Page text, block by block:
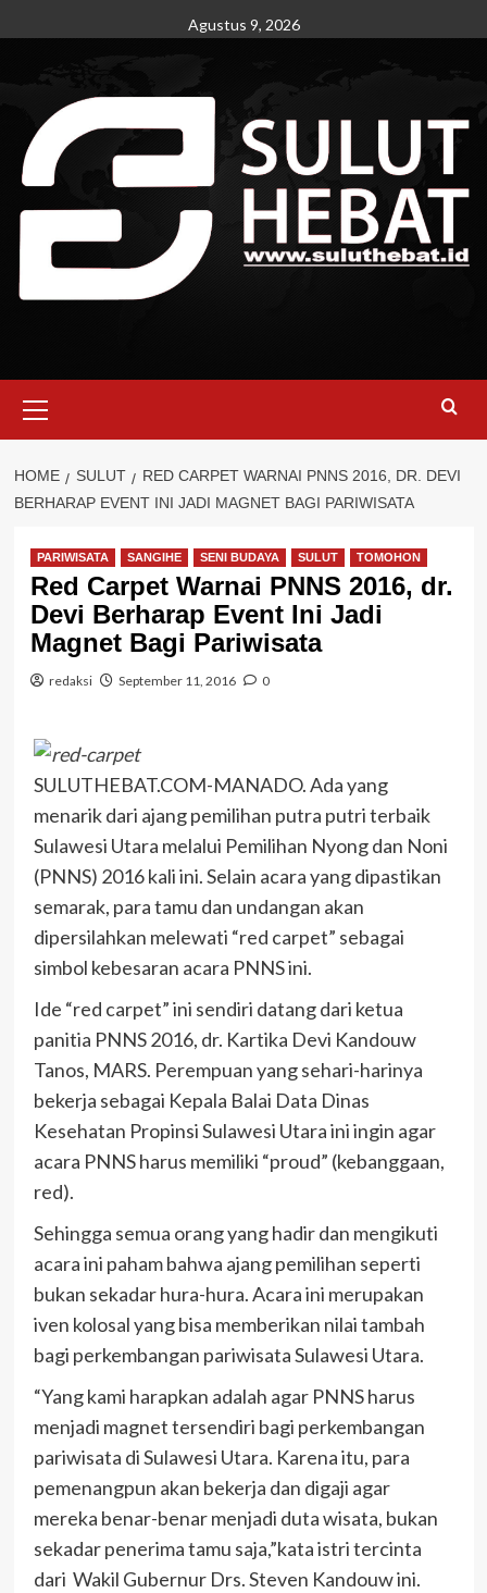
to
Agustus 9, 2026
Menu
HOME SULUT
RED CARPET WARNAI PNNS 2016, DR. DEVI
BERHARAP EVENT INI JADI MAGNET BAGI PARIWISATA
PARIWISATA SANGIHE SENI BUDAYA SULUT TOMOHON
Red Carpet Warnai PNNS 2016, dr.
Devi Berharap Event Ini Jadi
Magnet Bagi Pariwisata
redaksi September 11, 2016 0
SULUTHEBAT.COM-MANADO. Ada yang
menarik dari ajang pemilihan putra putri terbaik
Sulawesi Utara melalui Pemilihan Nyong dan Noni
(PNNS) 2016 kali ini. Selain acara yang dipastikan
semarak, para tamu dan undangan akan
dipersilahkan melewati “red carpet” sebagai
simbol kebesaran acara PNNS ini.
Ide “red carpet” ini sendiri datang dari ketua
panitia PNNS 2016, dr. Kartika Devi Kandouw
Tanos, MARS. Perempuan yang sehari-harinya
bekerja sebagai Kepala Balai Data Dinas
Kesehatan Propinsi Sulawesi Utara ini ingin agar
acara PNNS harus memiliki “proud” (kebanggaan,
red).
Sehingga semua orang yang hadir dan mengikuti
acara ini paham bahwa ajang pemilihan seperti
bukan sekadar hura-hura. Acara ini merupakan
iven kolosal yang bisa memberikan nilai tambah
bagi perkembangan pariwisata Sulawesi Utara.
“Yang kami harapkan adalah agar PNNS harus
menjadi magnet tersendiri bagi perkembangan
pariwisata di Sulawesi Utara. Karena itu, para
pemenangpun akan bekerja dan digaji agar
mereka benar-benar menjadi duta wisata, bukan
sekadar penerima tamu saja,”kata istri tercinta
dari Wakil Gubernur Drs. Steven Kandouw ini.